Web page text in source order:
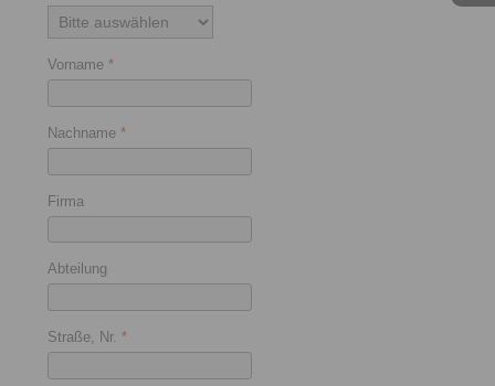
Vorname *
Nachname *
Firma
Abteilung
Straße, Nr. *